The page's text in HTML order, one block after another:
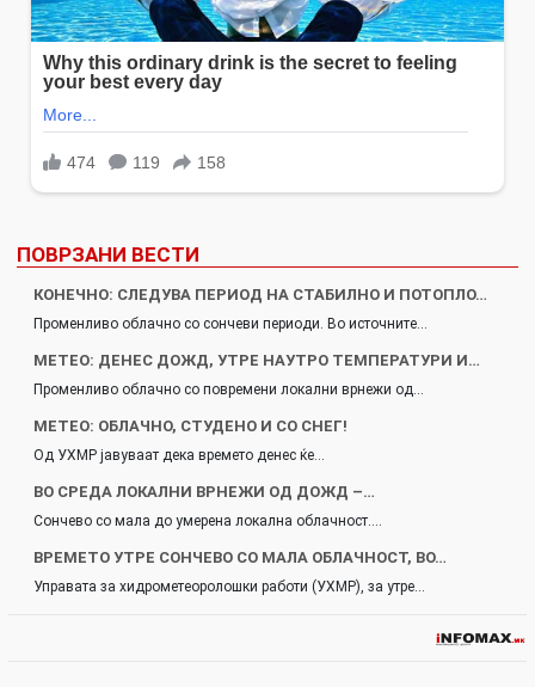
ПОВРЗАНИ ВЕСТИ
КОНЕЧНО: СЛЕДУВА ПЕРИОД НА СТАБИЛНО И ПОТОПЛО…
Променливо облачно со сончеви периоди. Во источните…
МЕТЕО: ДЕНЕС ДОЖД, УТРЕ НАУТРО ТЕМПЕРАТУРИ И…
Променливо облачно со повремени локални врнежи од…
МЕТЕО: ОБЛАЧНО, СТУДЕНО И СО СНЕГ!
Од УХМР јавуваат дека времето денес ќе…
ВО СРЕДА ЛОКАЛНИ ВРНЕЖИ ОД ДОЖД –…
Сончево со мала до умерена локална облачност.…
ВРЕМЕТО УТРЕ СОНЧЕВО СО МАЛА ОБЛАЧНОСТ, ВО…
Управата за хидрометеоролошки работи (УХМР), за утре…